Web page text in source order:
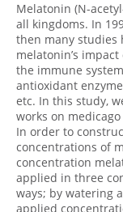
Melatonin (N-
all kingdoms. In
then many studies
melatonin’s
the immune
antioxidant
etc. In this study,
works on
In order to
concentrations of
concentration
applied in three
ways; by watering
applied